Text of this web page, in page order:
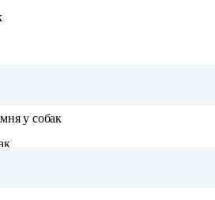
кишечника
у собак